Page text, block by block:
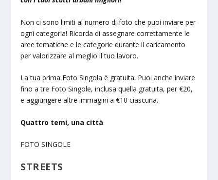
Non ci sono limiti al numero di foto che puoi inviare per
ogni categoria! Ricorda di assegnare correttamente le
aree tematiche e le categorie durante il caricamento
per valorizzare al meglio il tuo lavoro.
La tua prima Foto Singola è gratuita. Puoi anche inviare
fino a tre Foto Singole, inclusa quella gratuita, per €20,
e aggiungere altre immagini a €10 ciascuna.
Quattro temi, una città
FOTO SINGOLE
STREETS